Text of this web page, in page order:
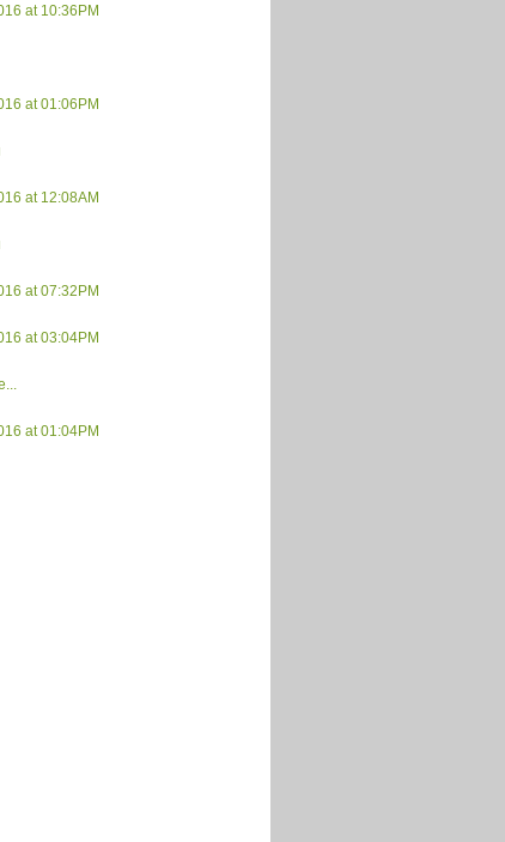
at 10:36PM
at 01:06PM
at 12:08AM
at 07:32PM
at 03:04PM
at 01:04PM